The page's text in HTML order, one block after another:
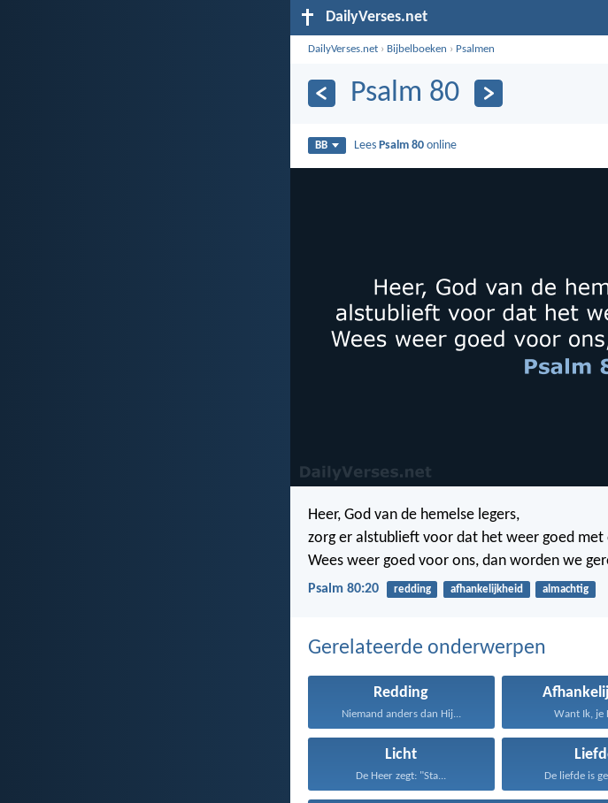
DailyVerses.net
DailyVerses.net › Bijbelboeken › Psalmen
Psalm 80
BB Lees Psalm 80 online
Heer, God van de hemelse legers,
zorg er alstublieft voor dat het weer goed met
Wees weer goed voor ons, dan worden we
Psalm 80:20 redding afhankelijkheid almachtig
Gerelateerde onderwerpen
Redding
Niemand anders dan Hij... Want Ik, je
Licht
De Heer zegt: "Sta... De liefde is